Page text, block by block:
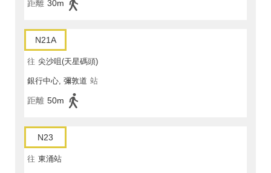
距離 30m
N21A
往 尖沙咀(天星碼頭)
銀行中心, 彌敦道 站
距離 50m
N23
往 東涌站